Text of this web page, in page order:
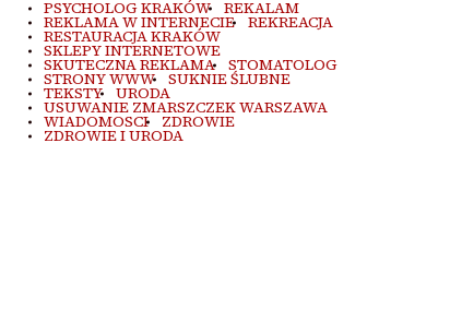
PSYCHOLOG KRAKÓW REKALAM
REKLAMA W INTERNECIE REKREACJA
RESTAURACJA KRAKÓW
SKLEPY INTERNETOWE
SKUTECZNA REKLAMA STOMATOLOG
STRONY WWW SUKNIE ŚLUBNE
TEKSTY URODA
USUWANIE ZMARSZCZEK WARSZAWA
WIADOMOSCI ZDROWIE
ZDROWIE I URODA